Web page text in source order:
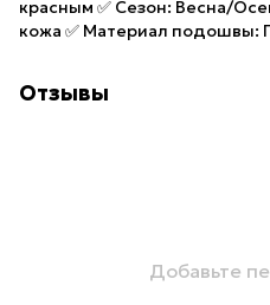
красным ✅ Сезон: Весна/
кожа ✅ Материал подошвы:
Отзывы
Добавьте